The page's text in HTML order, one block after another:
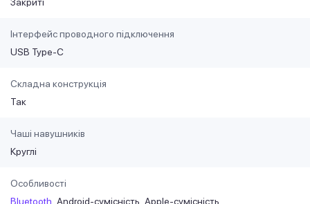
Інтерфейс проводного підключення
USB Type-C
Складна конструкція
Так
Чаші навушників
Круглі
Особливості
Bluetooth Android-сумісність Apple-сумісність